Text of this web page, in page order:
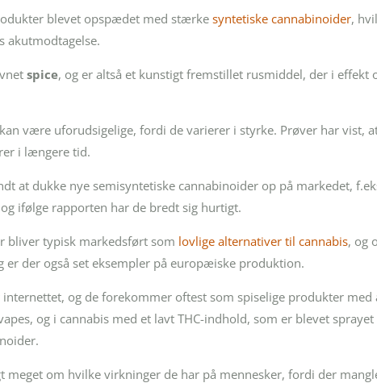
blevet opspædet med stærke syntetiske cannabinoider,
akutmodtagelse.
spice, og er altså et kunstigt fremstillet rusmiddel, der i effekt
være uforudsigelige, fordi de varierer i styrke. Prøver har vist,
i længere tid.
at dukke nye semisyntetiske cannabinoider op på markedet,
ifølge rapporten har de bredt sig hurtigt.
bliver typisk markedsført som lovlige alternativer til cannabis, og
er der også set eksempler på europæiske produktion.
og de forekommer oftest som spiselige produkter med
og i cannabis med et lavt THC-indhold, som er blevet
meget om hvilke virkninger de har på mennesker, fordi der